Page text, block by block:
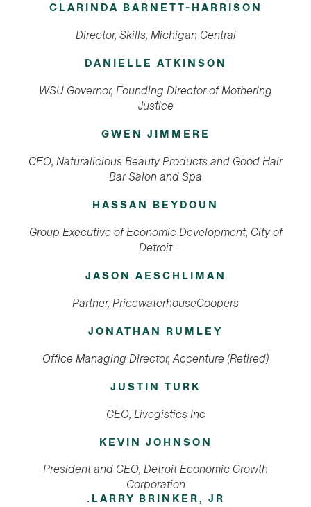
CLARINDA BARNETT-HARRISON
Director, Skills, Michigan Central
DANIELLE ATKINSON
WSU Governor, Founding Director of Mothering
Justice
GWEN JIMMERE
CEO, Naturalicious Beauty Products and Good Hair
Bar Salon and Spa
HASSAN BEYDOUN
Group Executive of Economic Development, City of
Detroit
JASON AESCHLIMAN
Partner, PricewaterhouseCoopers
JONATHAN RUMLEY
Office Managing Director, Accenture (Retired)
JUSTIN TURK
CEO, Livegistics Inc
KEVIN JOHNSON
President and CEO, Detroit Economic Growth
Corporation
LARRY BRINKER, JR.